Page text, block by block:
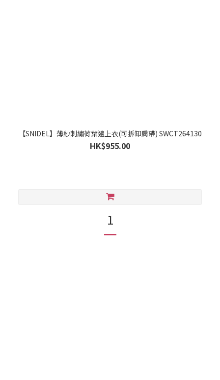
【SNIDEL】薄紗刺繡荷葉邊上衣(可拆卸肩帶) SWCT264130
HK$955.00
1